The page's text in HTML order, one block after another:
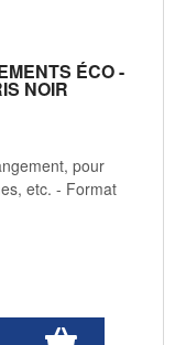
ÉCO -
NOIR
pour
etc. - Format